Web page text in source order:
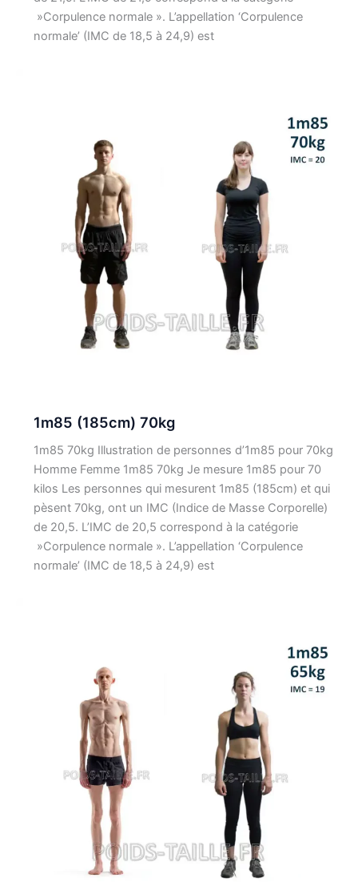
»Corpulence normale ». L’appellation ‘Corpulence
normale’ (IMC de 18,5 à 24,9) est
1m85 (185cm) 70kg
1m85 70kg Illustration de personnes d’1m85 pour 70kg
Homme Femme 1m85 70kg Je mesure 1m85 pour 70
kilos Les personnes qui mesurent 1m85 (185cm) et qui
pèsent 70kg, ont un IMC (Indice de Masse Corporelle)
de 20,5. L’IMC de 20,5 correspond à la catégorie
»Corpulence normale ». L’appellation ‘Corpulence
normale’ (IMC de 18,5 à 24,9) est